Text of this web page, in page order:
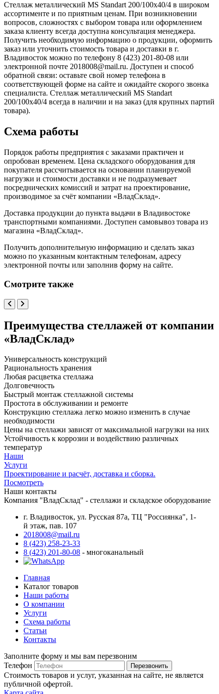
Стеллаж металлический MS Standart 200/100x40/4 в широком
ассортименте и по приятным ценам. При возникновении
вопросов, сложностях с выбором товара или оформлением
заказа клиенту всегда доступна консультация менеджера.
Получить необходимую информацию о продукции, оформить
заказ или уточнить стоимость товара и доставки в г.
Владивосток можно по телефону 8 (423) 201-80-08 или
электронной почте 2018008@mail.ru. Доступен и способ
обратной связи: оставьте свой номер телефона в
соответствующей форме на сайте и ожидайте скорого звонка
специалиста. Стеллаж металлический MS Standart
200/100x40/4 всегда в наличии и на заказ (для крупных партий
товара).
Схема работы
Порядок работы предприятия с заказами практичен и
опробован временем. Цена складского оборудования для
покупателя рассчитывается на основании планируемой
нагрузки и стоимости доставки и не подразумевает
посреднических комиссий и затрат на проектирование,
производимое за счёт компании «ВладСклад».
Доставка продукции до пункта выдачи в Владивостоке
транспортными компаниями. Доступен самовывоз товара из
магазина «ВладСклад».
Получить дополнительную информацию и сделать заказ
можно по указанным контактным телефонам, адресу
электронной почты или заполнив форму на сайте.
Смотрите также
Преимущества стеллажей от компании
«ВладСклад»
Универсальность конструкций
Рациональность хранения
Любая расцветка стеллажа
Долговечность
Быстрый монтаж стеллажной системы
Простота в обслуживании и ремонте
Конструкцию стеллажа легко можно изменить в случае
необходимости
Цены на стеллажи зависят от максимальной нагрузки на них
Устойчивость к коррозии и воздействию различных
температур
Наши
Услуги
Проектирование и расчёт, доставка и сборка.
Посмотреть
Наши контакты
Компания "ВладСклад" - стеллажи и складское оборудование
г. Владивосток, ул. Русская 87а, ТЦ "Россиянка", 1-
й этаж, пав. 107
2018008@mail.ru
8 (423) 258-23-33
8 (423) 201-80-08 - многоканальный
Главная
Каталог товаров
Наши работы
О компании
Услуги
Схема работы
Статьи
Контакты
Заполните форму и мы вам перезвоним
Телефон
Перезвонить
Стоимость товаров и услуг, указанная на сайте, не является
публичной офертой.